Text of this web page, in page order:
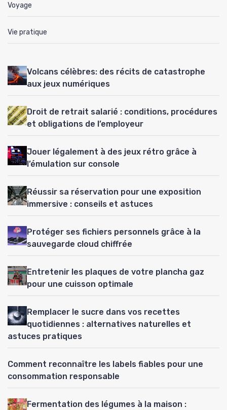
Voyage
Vie pratique
Volcans célèbres: des récits de catastrophe
aux jeux numériques
Droit de retrait salarié : conditions, procédures
et obligations de l’employeur
Jouer légalement à des jeux rétro grâce à
l’émulation sur console
Réussir sa réservation pour une exposition
immersive : conseils et astuces
Protéger ses fichiers personnels grâce à la
sauvegarde cloud chiffrée
Entretenir les plaques de votre plancha gaz
pour une cuisson optimale
Remplacer le sucre dans vos recettes
quotidiennes : alternatives naturelles et
astuces pratiques
Comment reconnaître les labels fiables pour une
consommation responsable
Fermentation des légumes à la maison :